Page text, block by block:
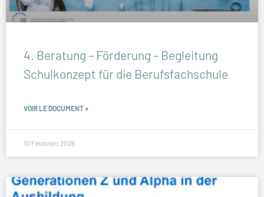
4. Beratung – Förderung – Begleitung
Schulkonzept für die Berufsfachschule
VOIR LE DOCUMENT »
10 Febbraio 2026